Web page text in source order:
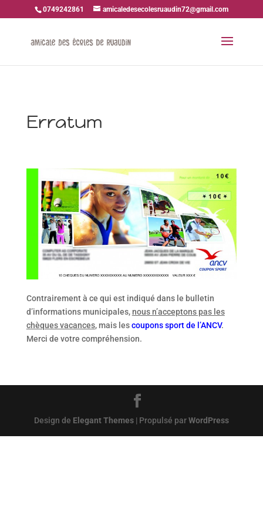
0749242861 amicaledesecolesruaudin72@gmail.com
Erratum
Contrairement à ce qui est indiqué dans le bulletin
d’informations municipales,nous n’acceptons pas les
chèques vacances, mais lescoupons sport de l’ANCV.
Merci de votre compréhension.
Design de Elegant Themes| Propulsé parWordPress